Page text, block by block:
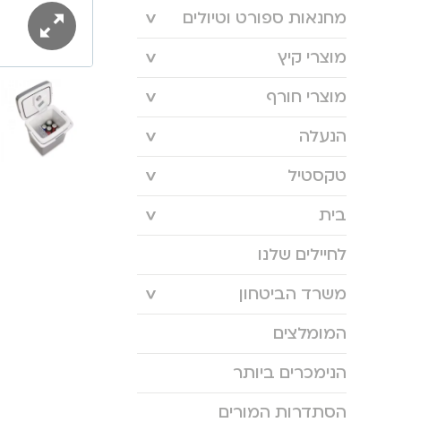
מחנאות ספורט וטיולים
מוצרי קיץ
מוצרי חורף
הנעלה
טקסטיל
בית
לחיילים שלנו
משרד הביטחון
המומלצים
הנימכרים ביותר
הסתדרות המורים